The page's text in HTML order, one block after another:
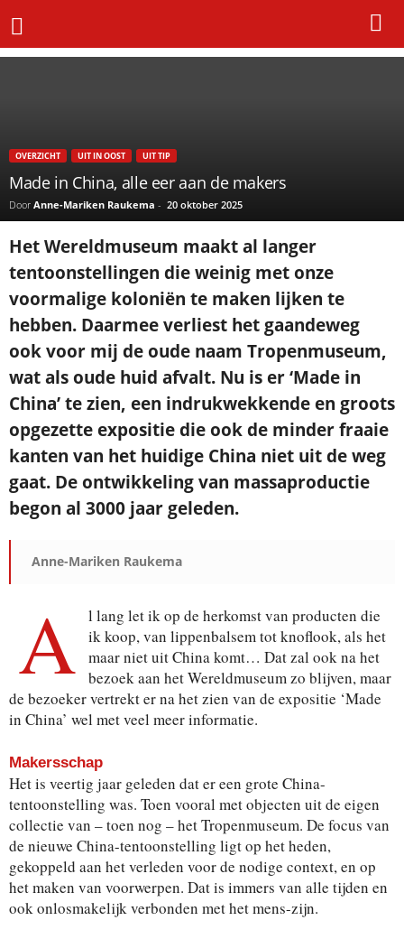
Home
OVERZICHT UIT IN OOST UIT TIP
Made in China, alle eer aan de makers
Door Anne-Mariken Raukema - 20 oktober 2025
Het Wereldmuseum maakt al langer
tentoonstellingen die weinig met onze
voormalige koloniën te maken lijken te
hebben. Daarmee verliest het gaandeweg
ook voor mij de oude naam Tropenmuseum,
wat als oude huid afvalt. Nu is er ‘Made in
China’ te zien, een indrukwekkende en groots
opgezette expositie die ook de minder fraaie
kanten van het huidige China niet uit de weg
gaat. De ontwikkeling van massaproductie
begon al 3000 jaar geleden.
Anne-Mariken Raukema
A
l lang let ik op de herkomst van producten die
ik koop, van lippenbalsem tot knoflook, als het
maar niet uit China komt… Dat zal ook na het
bezoek aan het Wereldmuseum zo blijven, maar
de bezoeker vertrekt er na het zien van de expositie ‘Made
in China’ wel met veel meer informatie.
Makersschap
Het is veertig jaar geleden dat er een grote China-
tentoonstelling was. Toen vooral met objecten uit de eigen
collectie van – toen nog – het Tropenmuseum. De focus van
de nieuwe China-tentoonstelling ligt op het heden,
gekoppeld aan het verleden voor de nodige context, en op
het maken van voorwerpen. Dat is immers van alle tijden en
ook onlosmakelijk verbonden met het mens-zijn.